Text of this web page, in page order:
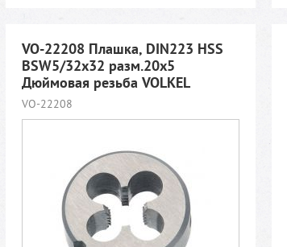
VO-22208 Плашка, DIN223 HSS
BSW5/32x32 разм.20х5
Дюймовая резьба VOLKEL
VO-22208